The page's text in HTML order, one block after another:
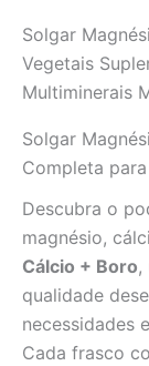
Solgar
Vegetais
Multiminerais
Solgar
Completa
Descubra o
magnésio,
Cálcio + Boro,
qualidade
necessidades
Cada frasco